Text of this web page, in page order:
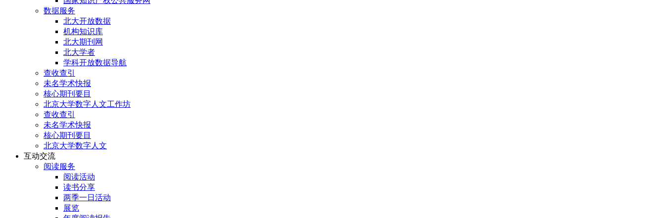
数据服务
北大开放数据
机构知识库
北大期刊网
北大学者
学科开放数据导航
查收查引
未名学术快报
核心期刊要目
北京大学数字人文工作坊
查收查引
未名学术快报
核心期刊要目
北京大学数字人文
互动交流
阅读服务
阅读活动
读书分享
两季一日活动
展览